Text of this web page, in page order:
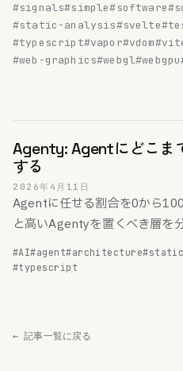
#signals#simple#software
#static-analysis#svelte
#typescript#vapor#vdom
#web-graphics#webgl#webgpu
Agenty: Agentにどこま
する
2026年4月11日
Agentに任せる割合を0から
と高いAgentyを置くべき層を分
#AI#agent#architecture
#typescript
← 記事一覧に戻る